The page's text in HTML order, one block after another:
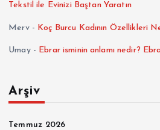
Tekstil ile Evinizi Baştan Yaratın
Merv- Koç Burcu Kadının Özellikleri
Umay- Ebrar isminin anlamı nedir?
Arşiv
Temmuz 2026